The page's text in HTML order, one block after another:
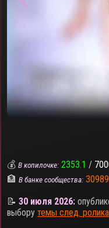
💰В копилочке: 2353.1 /
🏦В банке сообщества:
📝30 июля 2026:
выборутемы след. ролика